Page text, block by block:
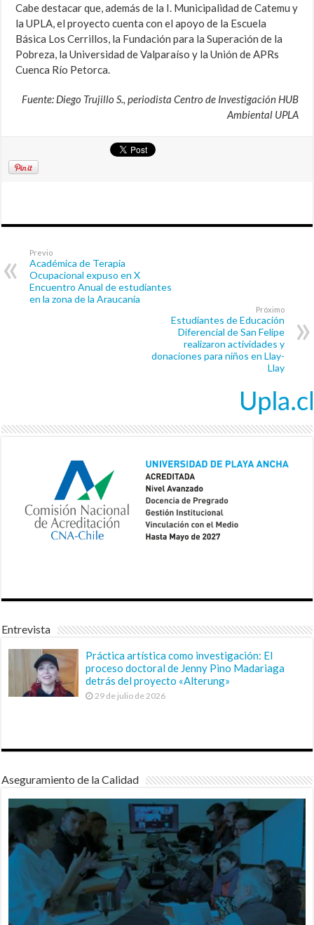
Cabe destacar que, además de la I. Municipalidad de Catemu y
la UPLA, el proyecto cuenta con el apoyo de la Escuela
Básica Los Cerrillos, la Fundación para la Superación de la
Pobreza, la Universidad de Valparaíso y la Unión de APRs
Cuenca Río Petorca.
Fuente: Diego Trujillo S., periodista Centro de Investigación HUB
Ambiental UPLA
Previo
Académica de Terapia
Ocupacional expuso en X
Encuentro Anual de estudiantes
en la zona de la Araucanía
Próximo
Estudiantes de Educación
Diferencial de San Felipe
realizaron actividades y
donaciones para niños en Llay-
Llay
Entrevista
Práctica artística como investigación: El
proceso doctoral de Jenny Pino Madariaga
detrás del proyecto «Alterung»
29 de julio de 2026
Aseguramiento de la Calidad